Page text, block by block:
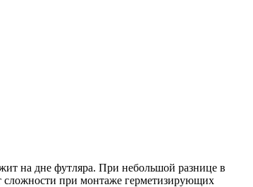
на дне футляра. При небольшой разнице в
сложности при монтаже герметизирующих